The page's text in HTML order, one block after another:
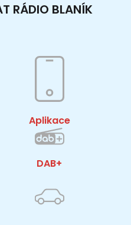
RÁDIO BLANÍK
Aplikace
DAB+